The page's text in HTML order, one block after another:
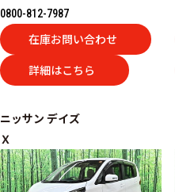
0800-812-7987
在庫お問い合わせ
詳細はこちら
ニッサン デイズ
Ｘ